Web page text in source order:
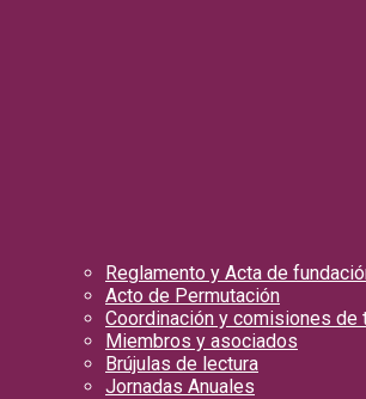
Reglamento y Acta de
Acto de Permutación
Coordinación y comisiones de
Miembros y asociados
Brújulas de lectura
Jornadas Anuales